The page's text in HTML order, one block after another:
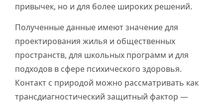
привычек, но и для более широких решений.
Полученные данные имеют значение для
проектирования жилья и общественных
пространств, для школьных программ и для
подходов в сфере психического здоровья.
Контакт с природой можно рассматривать как
трансдиагностический защитный фактор —